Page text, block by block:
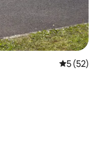
평점 5점
5 (52)